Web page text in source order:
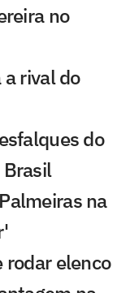
no
a rival do
do
Brasil
na
elenco